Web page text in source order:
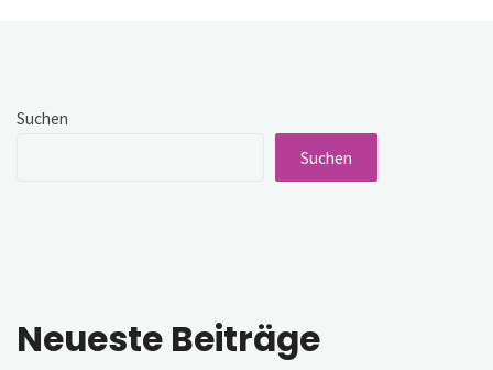
Suchen
Suchen
Neueste Beiträge